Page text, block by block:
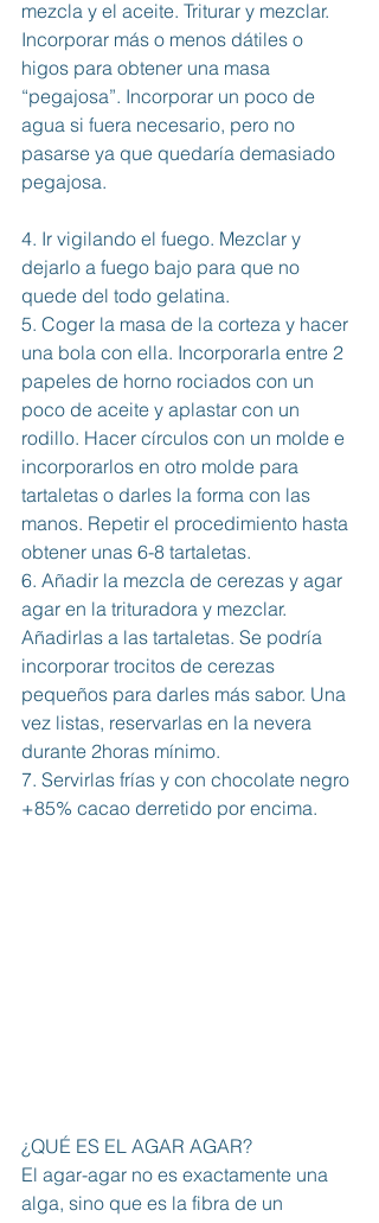
mezcla y el aceite. Triturar y mezclar.
Incorporar más o menos dátiles o
higos para obtener una masa
“pegajosa”. Incorporar un poco de
agua si fuera necesario, pero no
pasarse ya que quedaría demasiado
pegajosa.
4. Ir vigilando el fuego. Mezclar y
dejarlo a fuego bajo para que no
quede del todo gelatina.
5. Coger la masa de la corteza y hacer
una bola con ella. Incorporarla entre 2
papeles de horno rociados con un
poco de aceite y aplastar con un
rodillo. Hacer círculos con un molde e
incorporarlos en otro molde para
tartaletas o darles la forma con las
manos. Repetir el procedimiento hasta
obtener unas 6-8 tartaletas.
6. Añadir la mezcla de cerezas y agar
agar en la trituradora y mezclar.
Añadirlas a las tartaletas. Se podría
incorporar trocitos de cerezas
pequeños para darles más sabor. Una
vez listas, reservarlas en la nevera
durante 2horas mínimo.
7. Servirlas frías y con chocolate negro
+85% cacao derretido por encima.
¿QUÉ ES EL AGAR AGAR?
El agar-agar no es exactamente una
alga, sino que es la fibra de un